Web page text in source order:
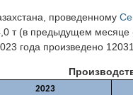
проведенному
т (в предыдущем месяце
года произведено
2023